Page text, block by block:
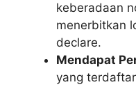
keberadaan
menerbitkan
declare.
Mendapat
yang